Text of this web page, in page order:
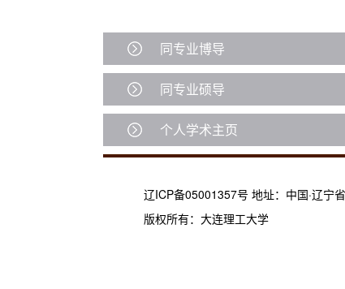
同专业博导
同专业硕导
个人学术主页
辽ICP备05001357号 地址：中国·辽宁
版权所有：大连理工大学